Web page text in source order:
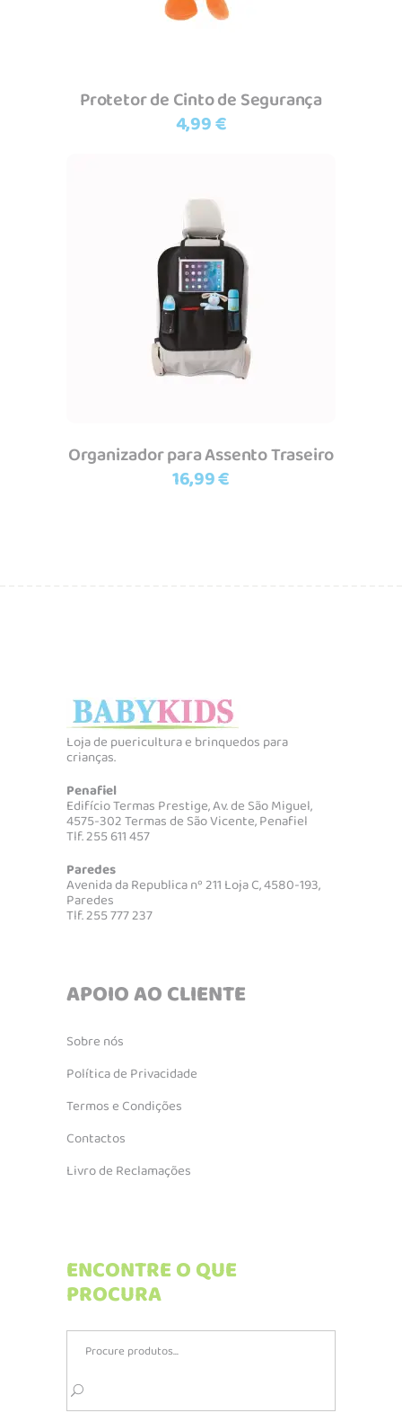
Protetor de Cinto de Segurança
4,99€
Adicionar
Organizador para Assento Traseiro
16,99€
Loja de puericultura e brinquedos para
crianças.
Penafiel
Edifício Termas Prestige, Av. de São Miguel,
4575-302 Termas de São Vicente, Penafiel
Tlf. 255 611 457
Paredes
Avenida da Republica nº 211 Loja C, 4580-193,
Paredes
Tlf. 255 777 237
APOIO AO CLIENTE
Sobre nós
Política de Privacidade
Termos e Condições
Contactos
Livro de Reclamações
ENCONTRE O QUE
PROCURA